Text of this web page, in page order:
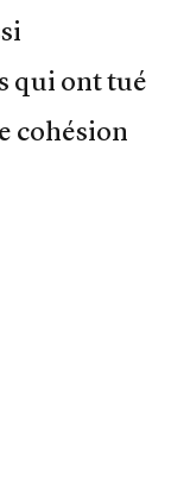
qui ont tué
cohésion